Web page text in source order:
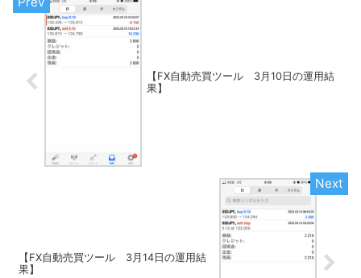
【FX自動売買ツール 3月10日の運用結
果】
【FX自動売買ツール 3月14日の運用結
果】